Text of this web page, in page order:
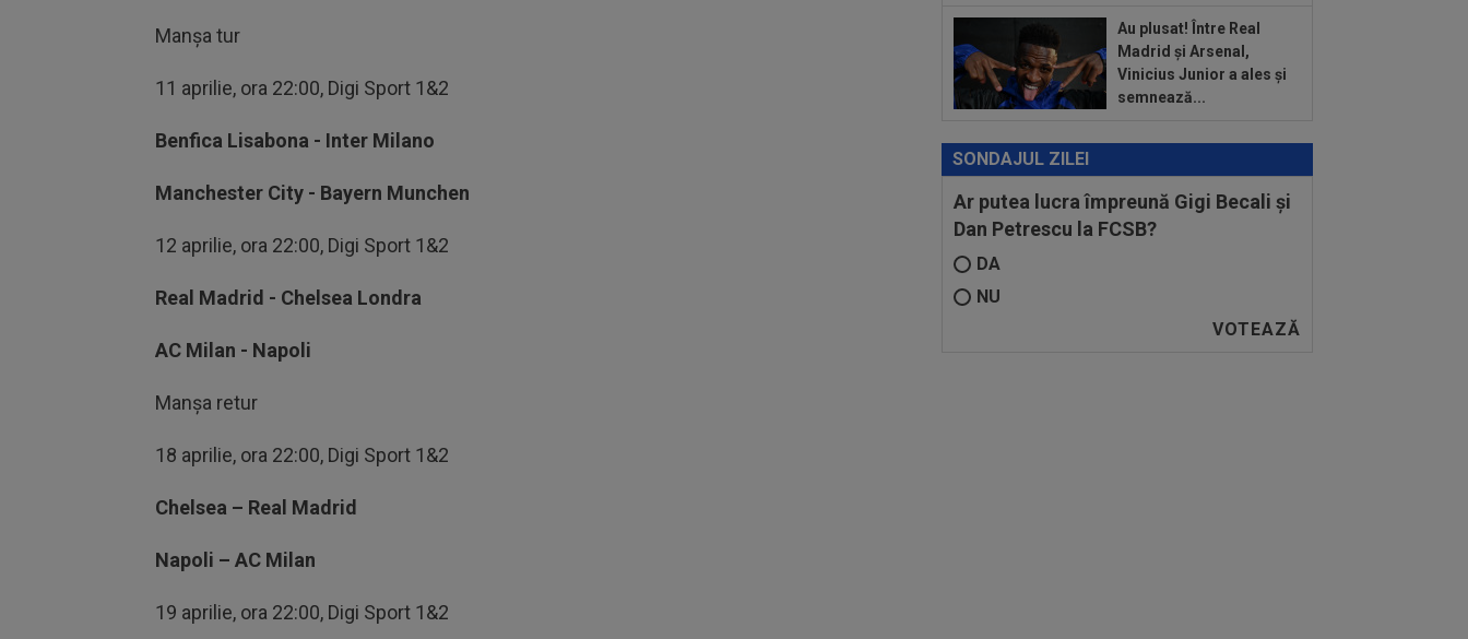
Manșa tur
11 aprilie, ora 22:00, Digi Sport 1&2
Benfica Lisabona - Inter Milano
Manchester City - Bayern Munchen
12 aprilie, ora 22:00, Digi Sport 1&2
Real Madrid - Chelsea Londra
AC Milan - Napoli
Manșa retur
18 aprilie, ora 22:00, Digi Sport 1&2
Chelsea – Real Madrid
Napoli – AC Milan
19 aprilie, ora 22:00, Digi Sport 1&2
Au plusat! Între Real
Madrid și Arsenal,
Vinicius Junior a ales și
semnează...
SONDAJUL ZILEI
Ar putea lucra împreună Gigi Becali și
Dan Petrescu la FCSB?
DA
NU